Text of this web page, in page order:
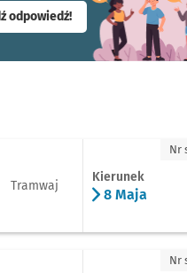
odpowiedź!- otworzy się w
8 Maja
Tramwaj
Kierunek
8 Maja
Nr
8 Maja Nr